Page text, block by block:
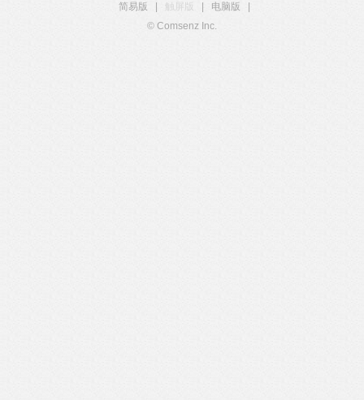
简易版
触屏版 电脑版
© Comsenz Inc.